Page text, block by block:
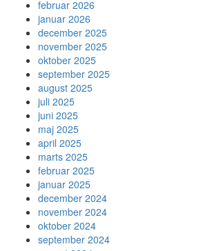
februar 2026
januar 2026
december 2025
november 2025
oktober 2025
september 2025
august 2025
juli 2025
juni 2025
maj 2025
april 2025
marts 2025
februar 2025
januar 2025
december 2024
november 2024
oktober 2024
september 2024